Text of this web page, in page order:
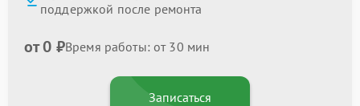
поддержкой после ремонта
от 0 ₽Время работы: от 30 мин
Записаться